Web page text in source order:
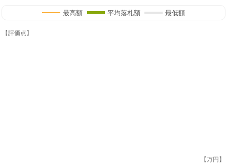
最高額 平均落札額 最低額
【評価点】
【万円】